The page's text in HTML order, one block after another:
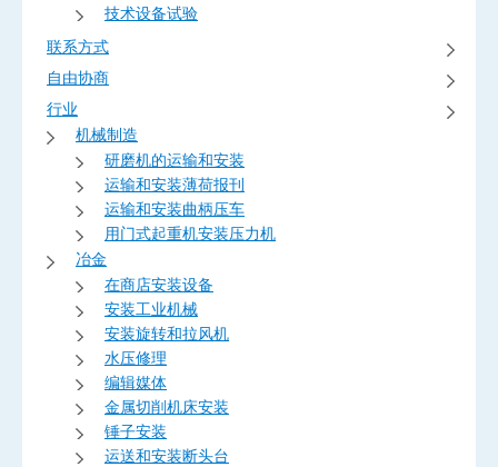
技术设备试验
联系方式
自由协商
行业
机械制造
研磨机的运输和安装
运输和安装薄荷报刊
运输和安装曲柄压车
用门式起重机安装压力机
冶金
在商店安装设备
安装工业机械
安装旋转和拉风机
水压修理
编辑媒体
金属切削机床安装
锤子安装
运送和安装断头台